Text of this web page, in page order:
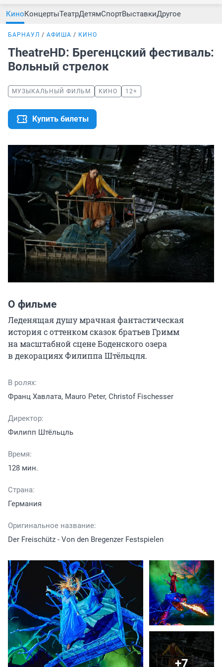
КиноКонцертыТеатрДетямСпортВыставкиДругое
БАРНАУЛ АФИША КИНО
TheatreHD: Брегенцский фестиваль:
Вольный стрелок
МУЗЫКАЛЬНЫЙ ФИЛЬМ КИНО 12+
Купить билеты
О фильме
Леденящая душу мрачная фантастическая
история с оттенком сказок братьев Гримм
на масштабной сцене Боденского озера
в декорациях Филиппа Штёльцля.
В ролях:
Франц Хавлата, Mauro Peter, Christof Fischesser
Директор:
Филипп Штёльцль
Время:
128 мин.
Страна:
Германия
Оригинальное название:
Der Freischütz - Von den Bregenzer Festspielen
+7